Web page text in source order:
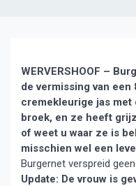
WERVERSHOOF –
de vermissing van een
cremekleurige jas met
broek, en ze heeft
of weet u waar ze is
misschien wel een
Burgernet verspreid geen
Update: De vrouw is